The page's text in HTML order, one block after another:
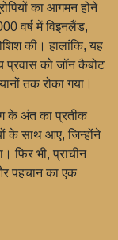
का आगमन होने
वर्ष में विइनलैंड,
की। हालांकि, यह
प्रवास को जॉन कैबोट
तक रोका गया।
के अंत का प्रतीक
के साथ आए, जिन्होंने
फिर भी, प्राचीन
पहचान का एक